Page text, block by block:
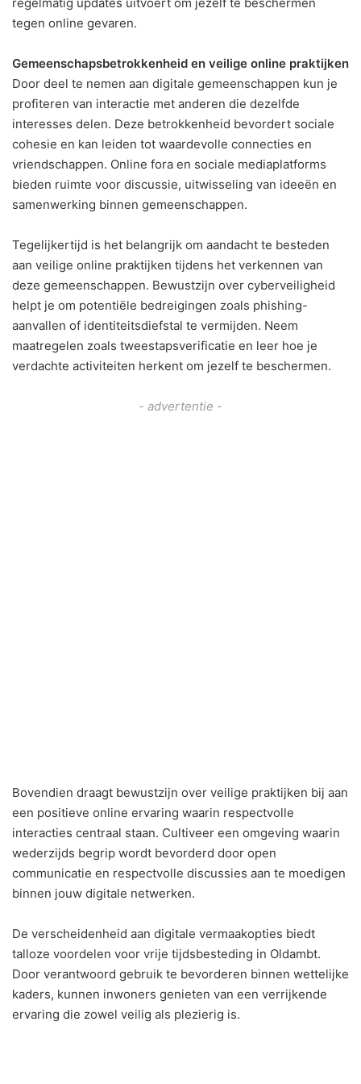
tegen online gevaren.
Gemeenschapsbetrokkenheid en veilige online praktijken
Door deel te nemen aan digitale gemeenschappen kun je
profiteren van interactie met anderen die dezelfde
interesses delen. Deze betrokkenheid bevordert sociale
cohesie en kan leiden tot waardevolle connecties en
vriendschappen. Online fora en sociale mediaplatforms
bieden ruimte voor discussie, uitwisseling van ideeën en
samenwerking binnen gemeenschappen.
Tegelijkertijd is het belangrijk om aandacht te besteden
aan veilige online praktijken tijdens het verkennen van
deze gemeenschappen. Bewustzijn over cyberveiligheid
helpt je om potentiële bedreigingen zoals phishing-
aanvallen of identiteitsdiefstal te vermijden. Neem
maatregelen zoals tweestapsverificatie en leer hoe je
verdachte activiteiten herkent om jezelf te beschermen.
- advertentie -
Bovendien draagt bewustzijn over veilige praktijken bij aan
een positieve online ervaring waarin respectvolle
interacties centraal staan. Cultiveer een omgeving waarin
wederzijds begrip wordt bevorderd door open
communicatie en respectvolle discussies aan te moedigen
binnen jouw digitale netwerken.
De verscheidenheid aan digitale vermaakopties biedt
talloze voordelen voor vrije tijdsbesteding in Oldambt.
Door verantwoord gebruik te bevorderen binnen wettelijke
kaders, kunnen inwoners genieten van een verrijkende
ervaring die zowel veilig als plezierig is.